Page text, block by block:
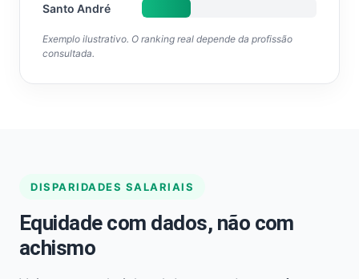
Santo André
Exemplo ilustrativo. O ranking real depende da profissão
consultada.
DISPARIDADES SALARIAIS
Equidade com dados, não com
achismo